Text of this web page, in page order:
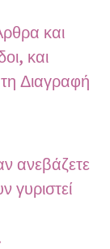
και
και
τη Διαγραφή
ανεβάζετε
γυριστεί